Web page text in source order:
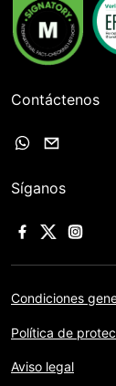
Contáctenos
Síganos
Condiciones
Política de
Aviso legal